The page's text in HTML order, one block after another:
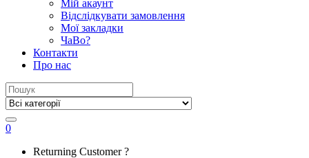
Мій акаунт
Відслідкувати замовлення
Мої закладки
ЧаВо?
Контакти
Про нас
Search
for:
0
Returning Customer ?